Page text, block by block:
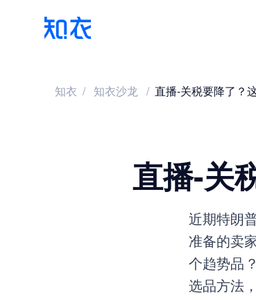
知衣 / 知衣沙龙 / 直播-关税要降了？
直播-关
近期特朗
准备的卖
个趋势品
选品方法